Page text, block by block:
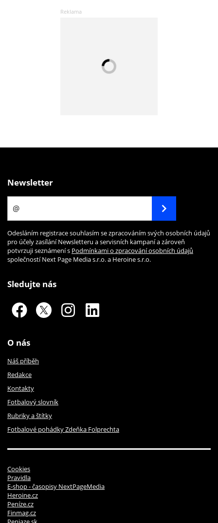
Newsletter
Odesláním registrace souhlasím se zpracováním svých osobních údajů
pro účely zasílání Newsletteru a servisních kampaní a zároveň
potvrzuji seznámení s Podmínkami o zpracování osobních údajů
společností Next Page Media s.r.o. a Heroine s.r.o.
Sledujte nás
O nás
Náš příběh
Redakce
Kontakty
Fotbalový slovník
Rubriky a štítky
Fotbalové pohádky Zdeňka Folprechta
Cookies
Pravidla
E-shop - časopisy NextPageMedia
Heroine.cz
Peníze.cz
Finmag.cz